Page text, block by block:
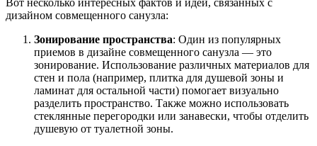
Вот несколько интересных фактов и идей, связанных с
дизайном совмещенного санузла:
Зонирование пространства: Один из популярных
приемов в дизайне совмещенного санузла — это
зонирование. Использование различных материалов для
стен и пола (например, плитка для душевой зоны и
ламинат для остальной части) помогает визуально
разделить пространство. Также можно использовать
стеклянные перегородки или занавески, чтобы отделить
душевую от туалетной зоны.